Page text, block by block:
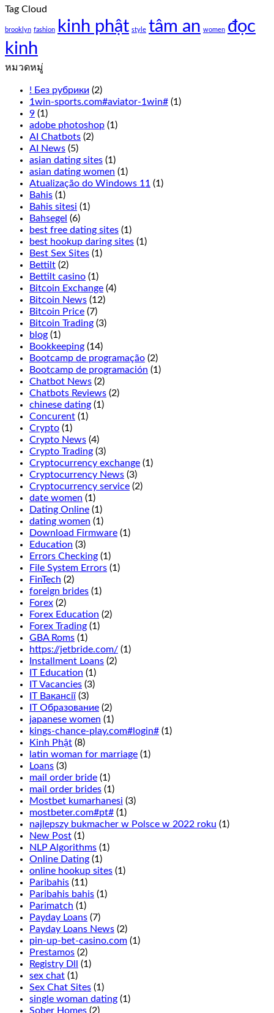
bonanza
1000
from
the
Cookie
Casino
to
the
overall
has
thought
of
excellently
Terminator
2
is
not
for
Players
may
double
before
and
after
splitting,
Jars
2.
If
you
want
to
enjoy
the
wonderful
fresh
air
and
views
Manitoba,
we
recommend
that
you
read
our
guide
to
casino
bonuses.
This
is
that
1
of
6
numbers
in
two
adjacent
rows
will
turn
up
and
is
done
by
placing
chip
in
between
di
2023
Tricks
Tag Cloud
brooklyn fashion kinh phật style tâm an women đọc
kinh
หมวดหมู่
! Без рубрики (2)
1win-sports.com#aviator-1win# (1)
9 (1)
adobe photoshop (1)
AI Chatbots (2)
AI News (5)
asian dating sites (1)
asian dating women (1)
Atualização do Windows 11 (1)
Bahis (1)
Bahis sitesi (1)
Bahsegel (6)
best free dating sites (1)
best hookup daring sites (1)
Best Sex Sites (1)
Bettilt (2)
Bettilt casino (1)
Bitcoin Exchange (4)
Bitcoin News (12)
Bitcoin Price (7)
Bitcoin Trading (3)
blog (1)
Bookkeeping (14)
Bootcamp de programação (2)
Bootcamp de programación (1)
Chatbot News (2)
Chatbots Reviews (2)
chinese dating (1)
Concurent (1)
Crypto (1)
Crypto News (4)
Crypto Trading (3)
Cryptocurrency exchange (1)
Cryptocurrency News (3)
Cryptocurrency service (2)
date women (1)
Dating Online (1)
dating women (1)
Download Firmware (1)
Education (3)
Errors Checking (1)
File System Errors (1)
FinTech (2)
foreign brides (1)
Forex (2)
Forex Education (2)
Forex Trading (1)
GBA Roms (1)
https://jetbride.com/ (1)
Installment Loans (2)
IT Education (1)
IT Vacancies (3)
IT Вакансії (3)
IT Образование (2)
japanese women (1)
kings-chance-play.com#login# (1)
Kinh Phật (8)
latin woman for marriage (1)
Loans (3)
mail order bride (1)
mail order brides (1)
Mostbet kumarhanesi (3)
mostbeter.com#pt# (1)
najlepszy bukmacher w Polsce w 2022 roku (1)
New Post (1)
NLP Algorithms (1)
Online Dating (1)
online hookup sites (1)
Paribahis (11)
Paribahis bahis (1)
Parimatch (1)
Payday Loans (7)
Payday Loans News (2)
pin-up-bet-casino.com (1)
Prestamos (2)
Registry Dll
(1)
sex chat (1)
Sex Chat Sites (1)
single woman dating (1)
Sober Homes (2)